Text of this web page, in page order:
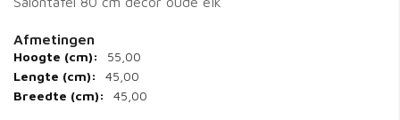
Meer
informatie
55,00
45,00
45,00